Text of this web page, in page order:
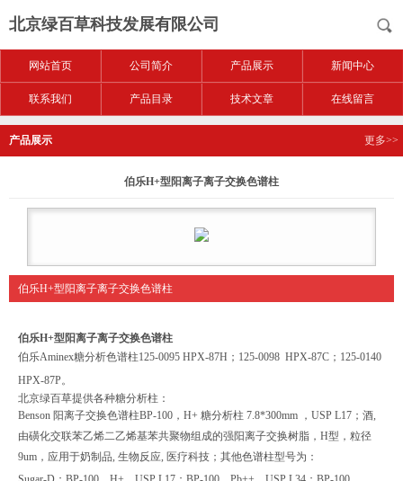
北京绿百草科技发展有限公司
网站首页 公司简介 产品展示 新闻中心
联系我们 产品目录 技术文章 在线留言
产品展示 更多>>
伯乐H+型阳离子离子交换色谱柱
伯乐H+型阳离子离子交换色谱柱
伯乐H+型阳离子离子交换色谱柱
伯乐Aminex糖分析色谱柱125-0095 HPX-87H；125-0098 HPX-87C；125-0140
HPX-87P。
北京绿百草提供各种糖分析柱：
Benson 阳离子交换色谱柱BP-100，H+ 糖分析柱 7.8*300mm ， USP L17；酒,
由磺化交联苯乙烯二乙烯基苯共聚物组成的强阳离子交换树脂，H型，粒径
9um，应用于奶制品, 生物反应, 医疗科技；其他色谱柱型号为：